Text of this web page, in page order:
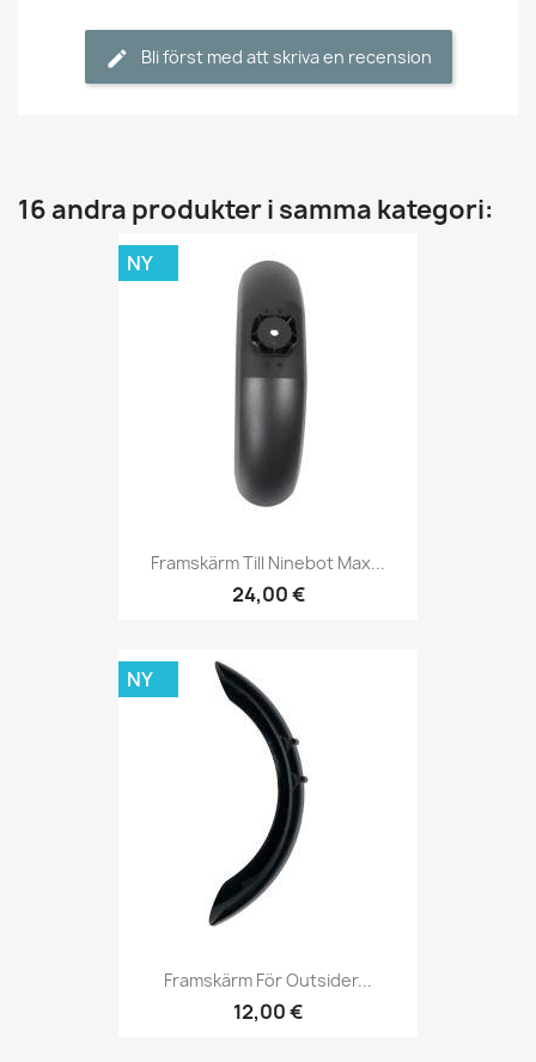
Bli först med att skriva en recension
16 andra produkter i samma kategori:
Framskärm Till Ninebot Max...
24,00 €
NY
Framskärm För Outsider...
12,00 €
NY